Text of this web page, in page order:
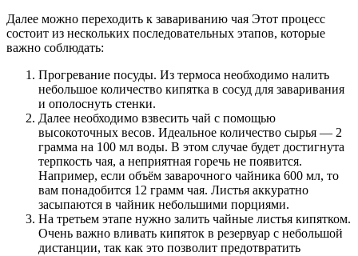
Далее можно переходить к завариванию чая Этот процесс
состоит из нескольких последовательных этапов, которые
важно соблюдать:
Прогревание посуды. Из термоса необходимо налить
небольшое количество кипятка в сосуд для заваривания
и ополоснуть стенки.
Далее необходимо взвесить чай с помощью
высокоточных весов. Идеальное количество сырья — 2
грамма на 100 мл воды. В этом случае будет достигнута
терпкость чая, а неприятная горечь не появится.
Например, если объём заварочного чайника 600 мл, то
вам понадобится 12 грамм чая. Листья аккуратно
засыпаются в чайник небольшими порциями.
На третьем этапе нужно залить чайные листья кипятком.
Очень важно вливать кипяток в резервуар с небольшой
дистанции, так как это позволит предотвратить